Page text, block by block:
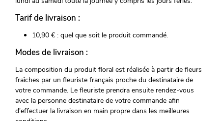
Tarif de livraison :
10,90 € : quel que soit le produit commandé.
Modes de livraison :
La composition du produit floral est réalisée à partir de fleurs
fraîches par un fleuriste français proche du destinataire de
votre commande. Le fleuriste prendra ensuite rendez-vous
avec la personne destinataire de votre commande afin
d'effectuer la livraison en main propre dans les meilleures